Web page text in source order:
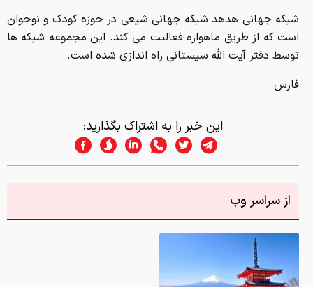
شبکه جهانی هدهد شبکه جهانی شیعی در حوزه کودک و نوجوان
است که از طریق ماهواره فعالیت می کند. این مجموعه شبکه ها
توسط دفتر آیت الله سیستانی راه اندازی شده است.
فارس
این خبر را به اشتراک بگذارید:
از سراسر وب